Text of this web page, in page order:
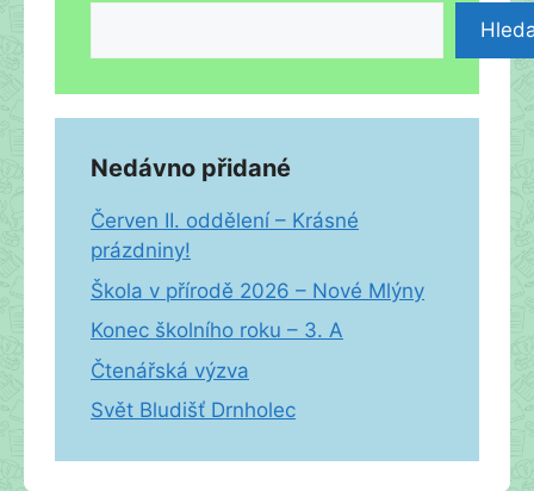
Nedávno přidané
Červen II. oddělení – Krásné
prázdniny!
Škola v přírodě 2026 – Nové Mlýny
Konec školního roku – 3. A
Čtenářská výzva
Svět Bludišť Drnholec